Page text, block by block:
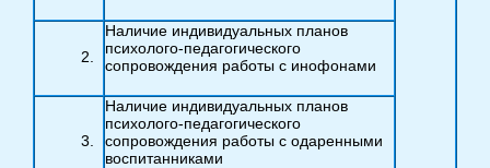
Наличие индивидуальных планов
психолого-педагогического
сопровождения работы с инофонами
Наличие индивидуальных планов
психолого-педагогического
сопровождения работы с одаренными
воспитанниками